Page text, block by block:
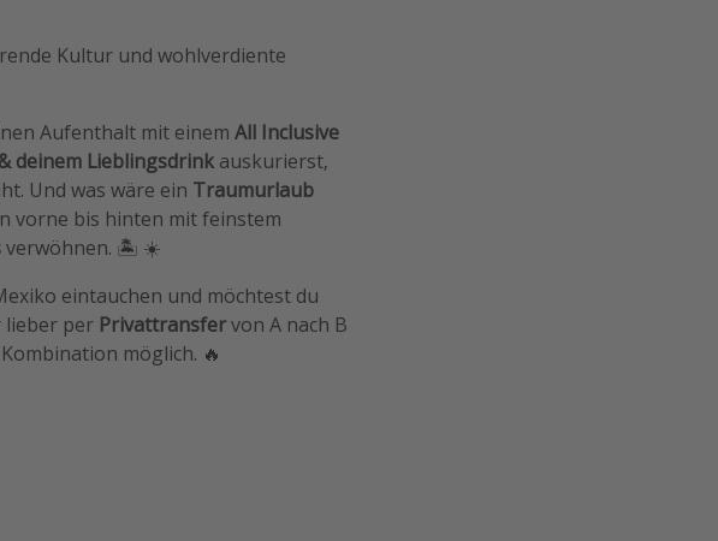
Kultur und wohlverdiente
Aufenthalt mit einem All Inclusive
deinem Lieblingsdrink auskurierst,
Und was wäre ein Traumurlaub
vorne bis hinten mit feinstem
verwöhnen. 🏝️ ☀️
eintauchen und möchtest du
lieber per Privattransfervon A nach B
möglich. 🔥